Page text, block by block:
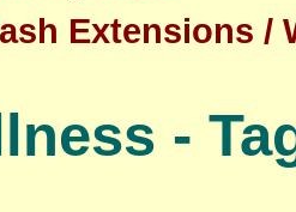
Extensions /
-